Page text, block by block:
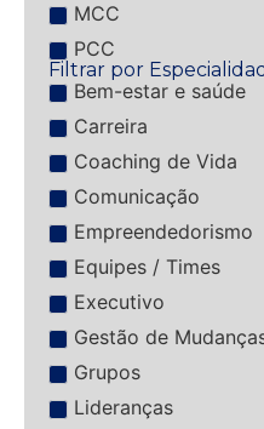
MCC
PCC
Filtrar por
Bem-estar e saúde
Carreira
Coaching de Vida
Comunicação
Empreendedorismo
Equipes / Times
Executivo
Gestão de
Grupos
Lideranças